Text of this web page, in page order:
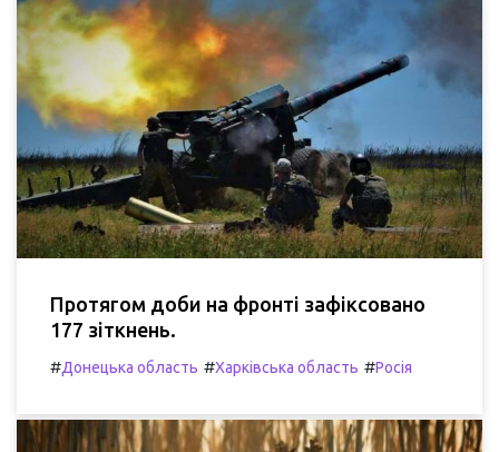
Протягом доби на фронті зафіксовано
177 зіткнень.
#Донецька область #Харківська область #Росія